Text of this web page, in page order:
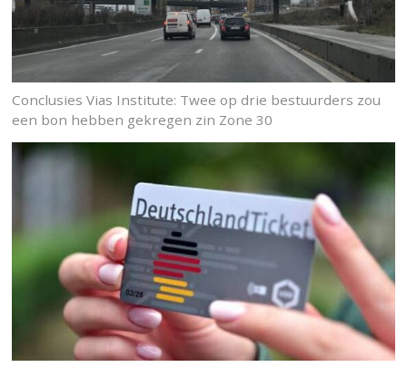
Conclusies Vias Institute: Twee op drie bestuurders zou
een bon hebben gekregen zin Zone 30